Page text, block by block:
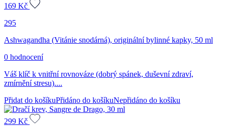
169 Kč
295
Ashwagandha (Vitánie snodárná), originální bylinné kapky, 50 ml
0 hodnocení
Váš klíč k vnitřní rovnováze (dobrý spánek, duševní zdraví,
zmírnění stresu)....
Přidat do košíkuPřidáno do košíkuNepřidáno do košíku
299 Kč